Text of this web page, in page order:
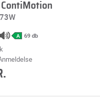
A 69 db